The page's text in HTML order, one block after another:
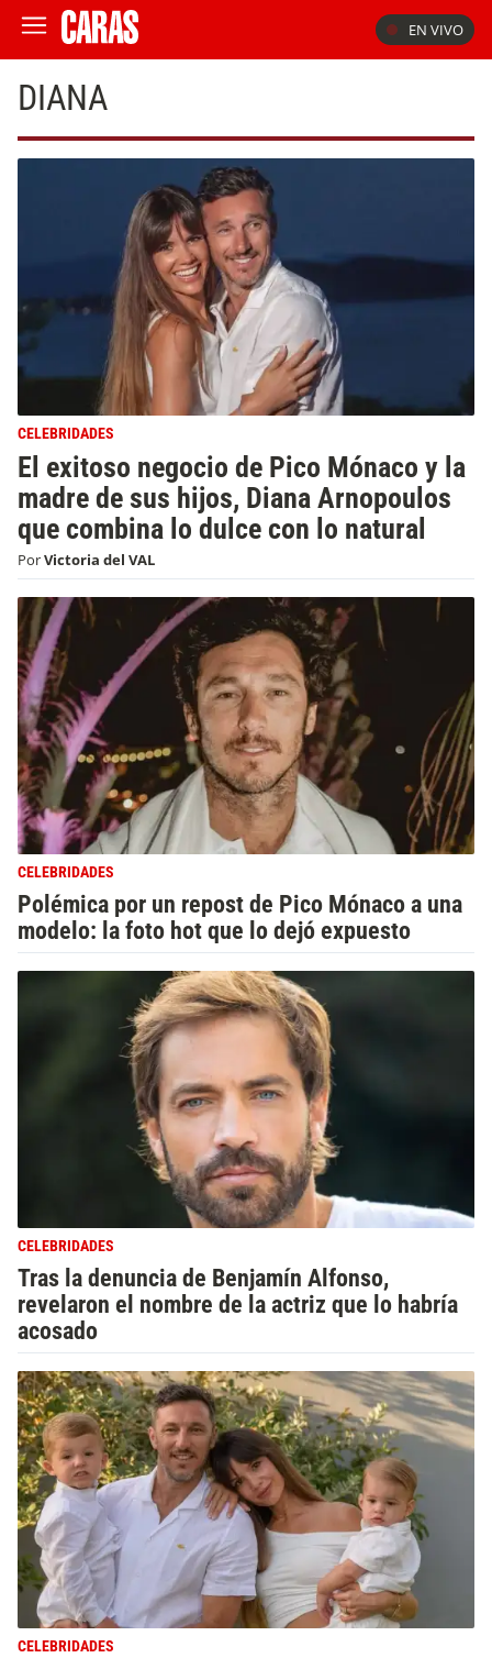
EN VIVO
DIANA
CELEBRIDADES
El exitoso negocio de Pico Mónaco y la
madre de sus hijos, Diana Arnopoulos
que combina lo dulce con lo natural
PorVictoria del VAL
CELEBRIDADES
Polémica por un repost de Pico Mónaco a una
modelo: la foto hot que lo dejó expuesto
CELEBRIDADES
Tras la denuncia de Benjamín Alfonso,
revelaron el nombre de la actriz que lo habría
acosado
CELEBRIDADES